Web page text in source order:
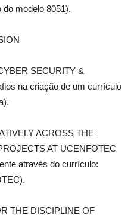
modelo 8051).
SECURITY &
na criação de um currículo
ACROSS THE
AT UCENFOTEC
através do currículo:
THE DISCIPLINE OF